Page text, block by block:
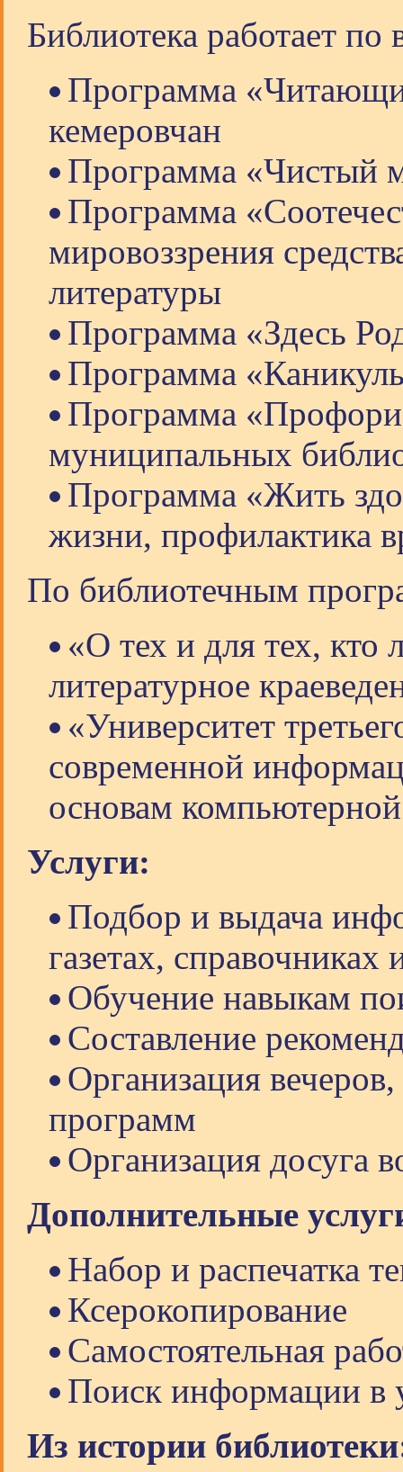
Библиотека работает
Программа
кемеровчан
Программа «Чистый
Программа
мировоззрения
литературы
Программа «Здесь
Программа
Программа
муниципальных
Программа «Жить
жизни, профилактика
По библиотечным
«О тех и для тех, кто
литературное
«Университет
современной
основам
Услуги:
Подбор и выдача
газетах, справочниках
Обучение навыкам
Составление
Организация
программ
Организация досуга
Дополнительные
Набор и распечатка
Ксерокопирование
Самостоятельная
Поиск информации в
Из истории